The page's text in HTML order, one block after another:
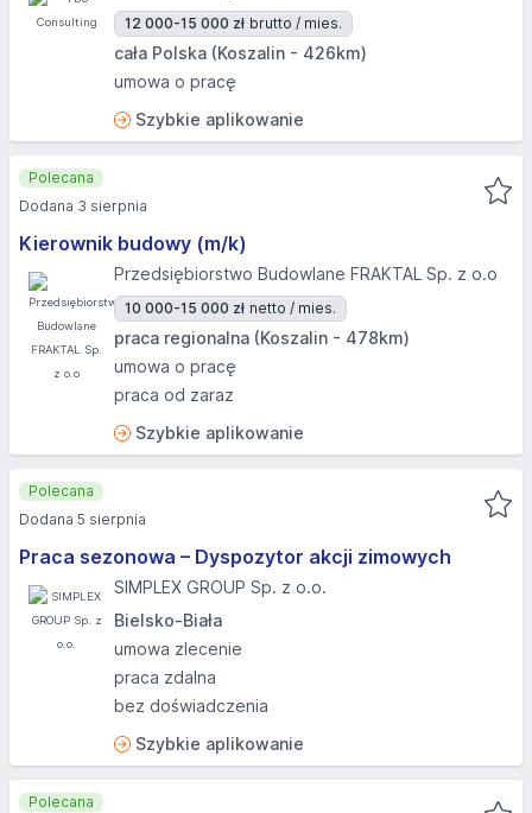
12 000-15 000 zł brutto / mies.
cała Polska (Koszalin - 426km)
umowa o pracę
Szybkie aplikowanie
Kierownik budowy (m/k)
Przedsiębiorstwo Budowlane FRAKTAL Sp. z o.o
10 000-15 000 zł netto / mies.
praca regionalna (Koszalin - 478km)
umowa o pracę
praca od zaraz
Szybkie aplikowanie
Polecana
Dodana 3 sierpnia
Praca sezonowa – Dyspozytor akcji zimowych
SIMPLEX GROUP Sp. z o.o.
Bielsko-Biała
umowa zlecenie
praca zdalna
bez doświadczenia
Szybkie aplikowanie
Polecana
Dodana 5 sierpnia
Polecana